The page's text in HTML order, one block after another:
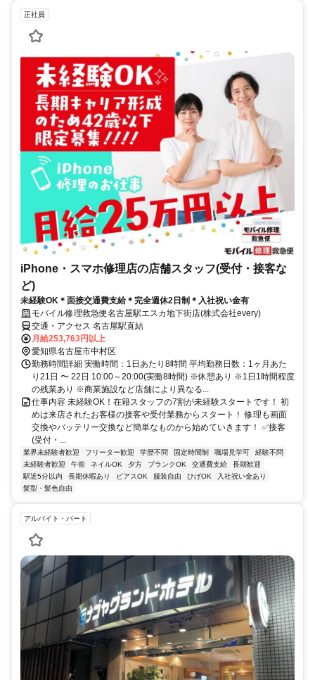
正社員
iPhone・スマホ修理店の店舗スタッフ(受付・接客な
ど)
未経験OK＊面接交通費支給＊完全週休2日制＊入社祝い金有
モバイル修理救急便名古屋駅エスカ地下街店(株式会社every)
交通・アクセス 名古屋駅直結
月給253,763円以上
愛知県名古屋市中村区
勤務時間詳細 実働時間：1日あたり8時間 平均勤務日数：1ヶ月あた
り21日 〜 22日 10:00～20:00(実働8時間) ※休憩あり ※1日1時間程度
の残業あり ※商業施設など店舗により異なる...
仕事内容 未経験OK！在籍スタッフの7割が未経験スタートです！ 初
めは来店されたお客様の接客や受付業務からスタート！ 修理も画面
交換やバッテリー交換など簡単なものから始めていきます！ ✅接客
(受付・...
業界未経験者歓迎 フリーター歓迎 学歴不問 固定時間制 職場見学可
経験不問
未経験者歓迎
午前 ネイルOK 夕方 ブランクOK 交通費支給
長期歓迎
駅近5分以内
長期休暇あり ピアスOK 服装自由 ひげOK
入社祝い金あり
髪型・髪色自由
アルバイト・パート